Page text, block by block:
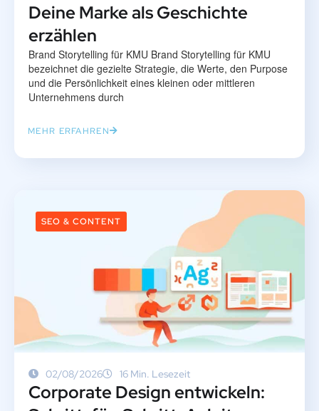
Deine Marke als Geschichte
erzählen
Brand Storytelling für KMU Brand Storytelling für KMU
bezeichnet die gezielte Strategie, die Werte, den Purpose
und die Persönlichkeit eines kleinen oder mittleren
Unternehmens durch
MEHR ERFAHREN
SEO & CONTENT
02/08/2026 16 Min. Lesezeit
Corporate Design entwickeln: